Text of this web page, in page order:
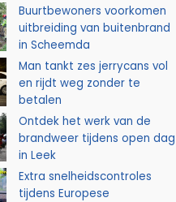
Buurtbewoners voorkomen
uitbreiding van buitenbrand
in Scheemda
Man tankt zes jerrycans vol
en rijdt weg zonder te
betalen
Ontdek het werk van de
brandweer tijdens open dag
in Leek
Extra snelheidscontroles
tijdens Europese